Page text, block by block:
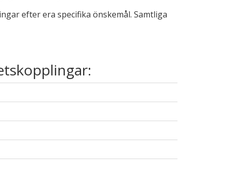
efter era specifika önskemål. Samtliga